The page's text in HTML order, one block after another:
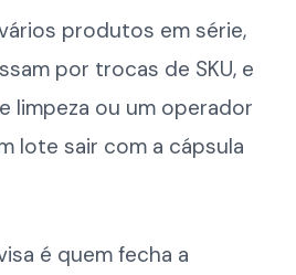
produtos em série,
por trocas de SKU, e
limpeza ou um operador
lote sair com a cápsula
é quem fecha a